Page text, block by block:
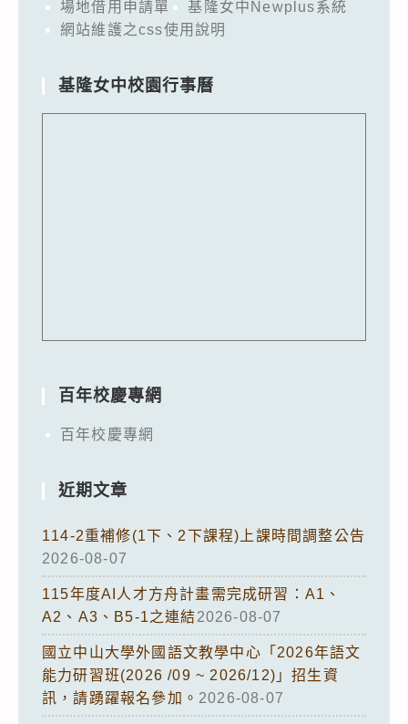
場地借用申請單
基隆女中Newplus系統
網站維護之css使用說明
基隆女中校園行事曆
百年校慶專網
百年校慶專網
近期文章
114-2重補修(1下、2下課程)上課時間調整公告
2026-08-07
115年度AI人才方舟計畫需完成研習：A1、
A2、A3、B5-1之連結2026-08-07
國立中山大學外國語文教學中心「2026年語文
能力研習班(2026 /09 ~ 2026/12)」招生資
訊，請踴躍報名參加。 2026-08-07